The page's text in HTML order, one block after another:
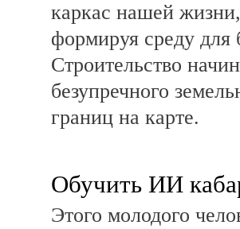
каркас нашей
формируя среду
Строительство
безупречного
границ на карте.
Обучить ИИ
Этого молодого